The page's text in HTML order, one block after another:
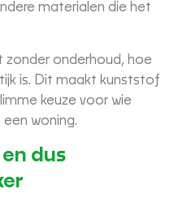
materialen die het
zonder onderhoud, hoe
is. Dit maakt kunststof
keuze voor wie
een woning.
dus